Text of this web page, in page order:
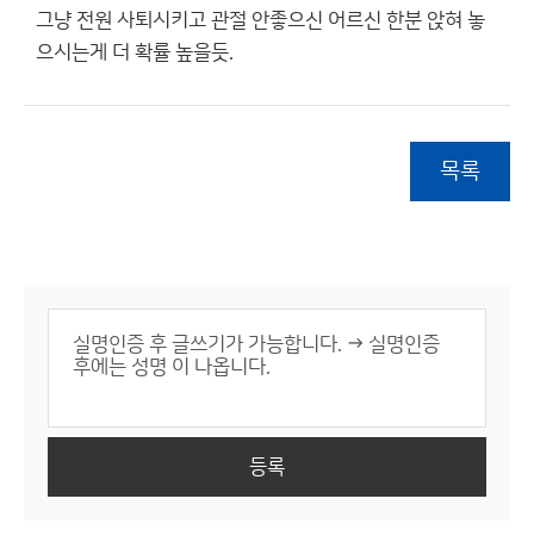
그냥 전원 사퇴시키고 관절 안좋으신 어르신 한분 앉혀 놓
으시는게 더 확률 높을듯.
목록
등록